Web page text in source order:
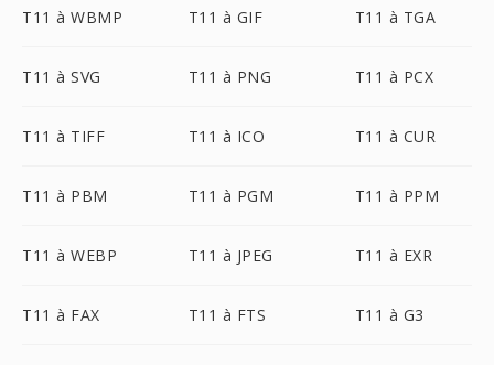
T11 à WBMP T11 à GIF T11 à TGA
T11 à SVG T11 à PNG T11 à PCX
T11 à TIFF T11 à ICO T11 à CUR
T11 à PBM T11 à PGM T11 à PPM
T11 à WEBP T11 à JPEG T11 à EXR
T11 à FAX T11 à FTS T11 à G3